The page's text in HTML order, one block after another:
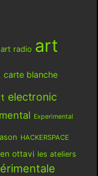
art radio art
carte blanche
electronic
Experimental
HACKERSPACE
ottavi les ateliers